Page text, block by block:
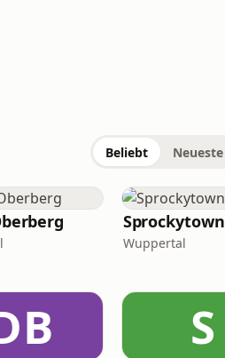
Beliebt Neueste
Sprockytown
Wuppertal
S